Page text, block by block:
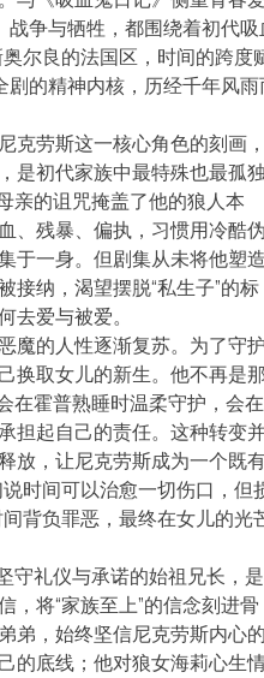
战争与牺牲，都围绕着初代吸
尔良的法国区，时间的跨度
剧的精神内核，历经千年风雨
克劳斯这一核心角色的刻画，
是初代家族中最特殊也最孤独
亲的诅咒掩盖了他的狼人本
、残暴、偏执，习惯用冷酷伪
于一身。但剧集从未将他塑造
接纳，渴望摆脱“私生子”的标
去爱与被爱。
魔的人性逐渐复苏。为了守护
换取女儿的新生。他不再是那
霍普熟睡时温柔守护，会在
担起自己的责任。这种转变
放，让尼克劳斯成为一个既
时间可以治愈一切伤口，但
背负罪恶，最终在女儿的光
礼仪与承诺的始祖兄长，是
将“家族至上”的信念刻进骨
弟，始终坚信尼克劳斯内心的
的底线；他对狼女海莉心生